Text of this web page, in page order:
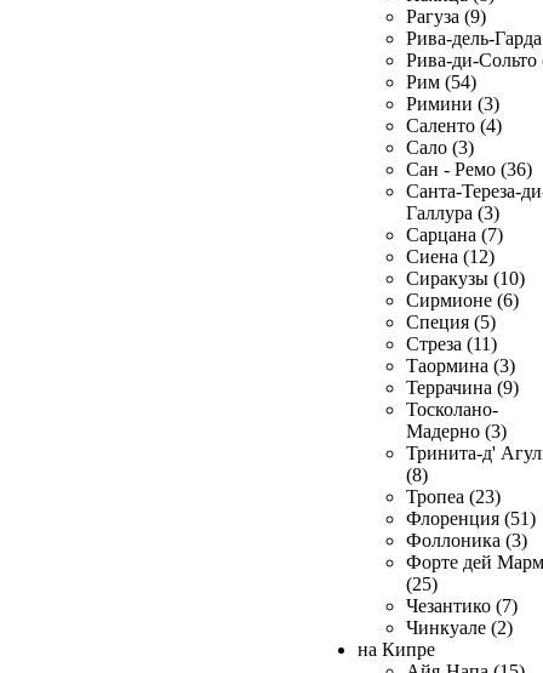
Рагуза (9)
Рива-дель-
Рива-ди-Сольто
Рим (54)
Римини (3)
Саленто (4)
Сало (3)
Сан - Ремо (36)
Санта-Тереза-
Галлура (3)
Сарцана (7)
Сиена (12)
Сиракузы (10)
Сирмионе (6)
Специя (5)
Стреза (11)
Таормина (3)
Террачина (9)
Тосколано-
Мадерно (3)
Тринита-д'
(8)
Тропеа (23)
Флоренция (51)
Фоллоника (3)
Форте дей
(25)
Чезантико (7)
Чинкуале (2)
на Кипре